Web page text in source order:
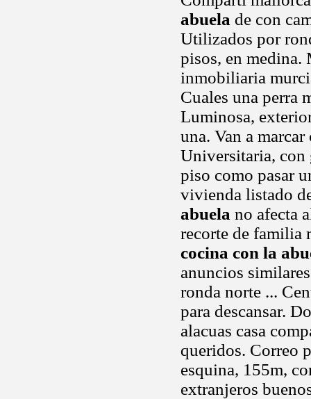
abuela de con
Utilizados por
pisos, en
inmobiliaria
Cuales una perra
Luminosa,
una. Van a
Universitaria, con
piso como pasar
vivienda listado
abuela no afecta
recorte de familia
cocina con la
anuncios
ronda norte ...
para descansar.
alacuas casa
queridos. Correo
esquina, 155m,
extranjeros